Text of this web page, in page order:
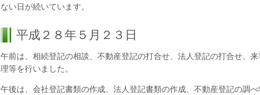
ない日が続いています。
平成２８年５月２３日
午前は、相続登記の相談、不動産登記の打合せ、法人登記の打合せ、
理等を行いました。
午後は、会社登記書類の作成、法人登記書類の作成、不動産登記の調